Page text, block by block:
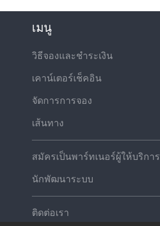
เมนู
วิธีจองและชำระเงิน
เคาน์เตอร์เช็คอิน
จัดการการจอง
เส้นทาง
สมัครเป็นพาร์ทเนอร์ผู้ให้บริการ
นักพัฒนาระบบ
ติดต่อเรา